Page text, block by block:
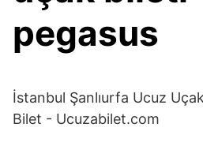
pegasus
İstanbul Şanlıurfa Ucuz
Bilet - Ucuzabilet.com